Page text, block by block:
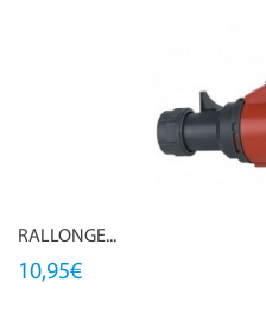
RALLONGE...
10,95€